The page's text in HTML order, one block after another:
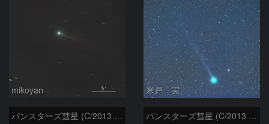
mikoyan 米戸 実
パンスターズ彗星 (C/2013 X1) 1/10 パンスターズ彗星 (C/2013 X1) 1/8